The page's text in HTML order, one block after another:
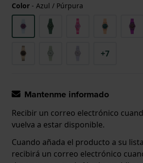
Color - Azul / Púrpura
+7
Mantenme informado
Recibir un correo electrónico
vuelva a estar disponible.
Cuando añada el producto a su
recibirá un correo electrónico